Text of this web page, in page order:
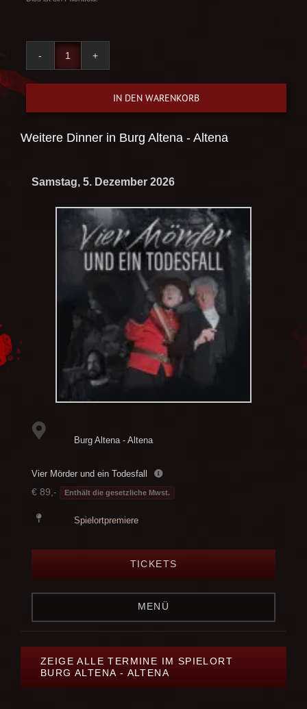
Sherlock Holmes und die Loge der
Rothaarigen MengeIN DEN WARENKORB
Weitere Dinner in Burg Altena - Altena
Samstag, 5. Dezember 2026
Burg Altena - Altena
Vier Mörder und ein Todesfall
€ 89,- Enthält die gesetzliche Mwst.
Spielortpremiere
TICKETS
MENÜ
ZEIGE ALLE TERMINE IM SPIELORT
BURG ALTENA - ALTENA